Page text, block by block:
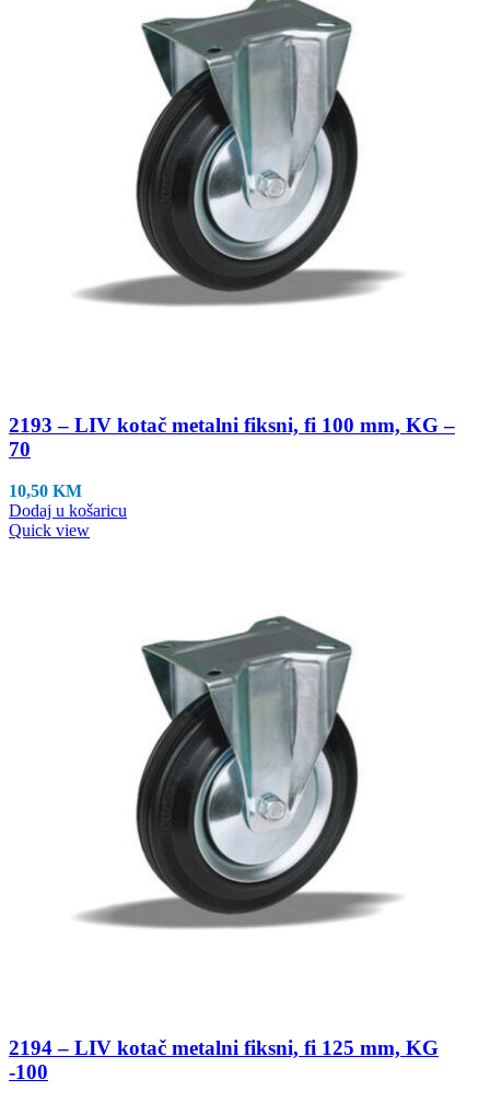
2193 – LIV kotač metalni fiksni, fi 100 mm, KG –
70
10,50 KM
Dodaj u košaricu
Quick view
2194 – LIV kotač metalni fiksni, fi 125 mm, KG
-100